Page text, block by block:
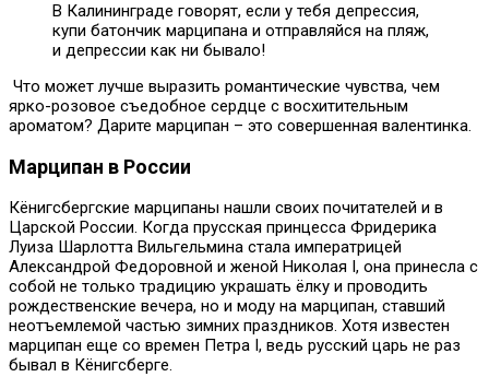
В Калининграде говорят, если у тебя депрессия,
купи батончик марципана и отправляйся на пляж,
и депрессии как ни бывало!
Что может лучше выразить романтические чувства, чем
ярко-розовое съедобное сердце с восхитительным
ароматом? Дарите марципан – это совершенная валентинка.
Марципан в России
Кёнигсбергские марципаны нашли своих почитателей и в
Царской России. Когда прусская принцесса Фридерика
Луиза Шарлотта Вильгельмина стала императрицей
Александрой Федоровной и женой Николая I, она принесла с
собой не только традицию украшать ёлку и проводить
рождественские вечера, но и моду на марципан, ставший
неотъемлемой частью зимних праздников. Хотя известен
марципан еще со времен Петра I, ведь русский царь не раз
бывал в Кёнигсберге.